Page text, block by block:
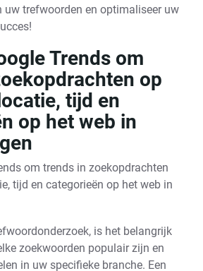
uw trefwoorden en optimaliseer uw
Trends om
op
tijd en
op het web in
om trends in zoekopdrachten
tijd en categorieën op het web in
is het belangrijk
zoekwoorden populair zijn en
in uw specifieke branche. Een